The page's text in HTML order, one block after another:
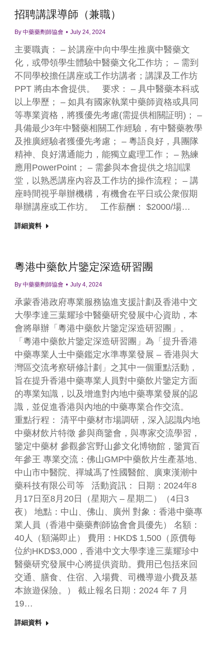
招聘講課導師（兼職）
By 中藥藥劑師協會 July 24, 2024
主要職責： – 於講座中向中學生推廣中醫藥文
化，或帶領學生體驗中醫藥文化工作坊； – 需到
不同學校擔任講座或工作坊講者；講課及工作坊
PPT 將由本會提供。 要求： – 具中醫藥本科或
以上學歷； – 如具有國家執業中藥師資格或具同
等專業資格，將獲優先考慮(需提供相關証明)； –
具備最少3年中醫藥相關工作經驗，有中醫藥教學
及推廣經驗者獲優先考慮； – 粵語良好，具團隊
精神、良好溝通能力，能獨立處理工作； – 熟練
應用PowerPoint； – 需參與本會提供之培訓課
堂，以熟悉講座內容及工作坊的操作流程； – 講
座時間視乎舉辦機構，有機會在平日或公衆假期
舉辦講座或工作坊。 工作薪酬： $2000/場…
詳細資料
粵港中藥飲片鑒定深造研習團
By 中藥藥劑師協會 July 4, 2024
承蒙香港政府專業服務協進支援計劃及香港中文
大學李達三葉耀珍中醫藥研究發展中心資助，本
會將舉辦「粵港中藥飲片鑒定深造研習團」。
「粵港中藥飲片鑒定深造研習團」為「提升香港
中藥專業人士中藥鑑定水準專業發展 – 香港與大
灣區交流考察研修計劃」之其中一個重點活動，
旨在提升香港中藥專業人員對中藥飲片鑒定方面
的專業知識，以及增進對內地中藥專業發展的認
識，並促進香港與內地的中藥專業合作交流。
重點行程： 清平中藥材市場調研，深入認識内地
中藥材飲片特徵 參與商鑒會，與專家交流學習，
鑒定中藥材 參觀參宮野山參文化博物館，鑒賞百
年參王 專業交流：佛山GMP中藥飲片生產基地、
中山市中醫院、禪城馮了性國醫館、廣東漢潮中
藥科技有限公司等 活動資訊： 日期：2024年8
月17日至8月20日（星期六 – 星期二）（4日3
夜） 地點：中山、佛山、廣州 對象：香港中藥專
業人員（香港中藥藥劑師協會會員優先） 名額：
40人（額滿即止） 費用：HKD$ 1,500（原價每
位約HKD$3,000，香港中文大學李達三葉耀珍中
醫藥研究發展中心將提供資助。費用已包括來回
交通、膳食、住宿、入場費、司機導遊小費及基
本旅遊保險。） 截止報名日期：2024 年 7 月
19…
詳細資料